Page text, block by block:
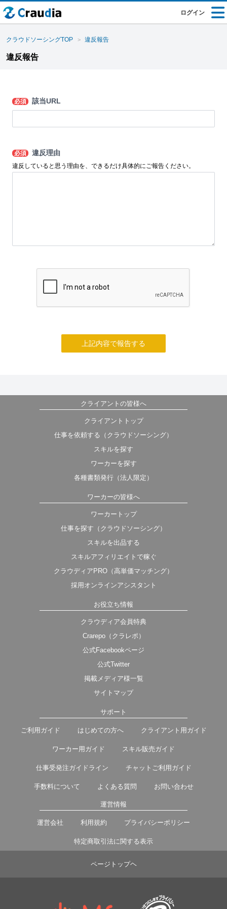
ログイン
クラウドソーシングTOP 違反報告
違反報告
必須 該当URL
必須 違反理由
違反していると思う理由を、できるだけ具体的にご報告ください。
上記内容で報告する
クライアントの皆様へ
クライアントトップ
仕事を依頼する（クラウドソーシング）
スキルを探す
ワーカーを探す
各種書類発行（法人限定）
ワーカーの皆様へ
ワーカートップ
仕事を探す（クラウドソーシング）
スキルを出品する
スキルアフィリエイトで稼ぐ
クラウディアPRO（高単価マッチング）
採用オンラインアシスタント
お役立ち情報
クラウディア会員特典
Crarepo（クラレポ）
公式Facebookページ
公式Twitter
掲載メディア様一覧
サイトマップ
サポート
ご利用ガイド はじめての方へ クライアント用ガイド
ワーカー用ガイド スキル販売ガイド
仕事受発注ガイドライン チャットご利用ガイド
手数料について よくある質問 お問い合わせ
運営情報
運営会社 利用規約 プライバシーポリシー
特定商取引法に関する表示
ページトップヘ